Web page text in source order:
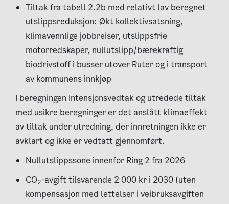
Tiltak fra tabell 2.2b med relativt lav beregnet
utslippsreduksjon: Økt kollektivsatsning,
klimavennlige jobbreiser, utslippsfrie
motorredskaper, nullutslipp/bærekraftig
biodrivstoff i busser utover Ruter og i transport
av kommunens innkjøp
I beregningen Intensjonsvedtak og utredede tiltak
med usikre beregninger er det anslått klimaeffekt
av tiltak under utredning, der innretningen ikke er
avklart og ikke er vedtatt gjennomført.
Nullutslippssone innenfor Ring 2 fra 2026
CO2-avgift tilsvarende 2 000 kr i 2030 (uten
kompensasjon med lettelser i veibruksavgiften